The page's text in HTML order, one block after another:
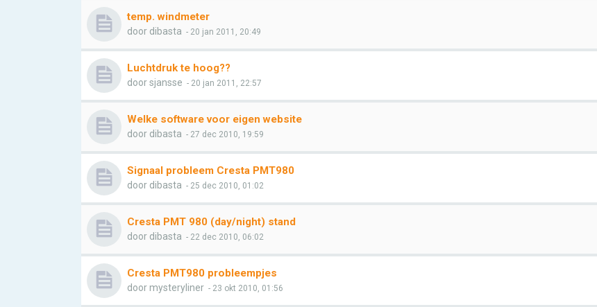
temp. windmeter
door dibasta - 20 jan 2011, 20:49
Luchtdruk te hoog??
doorsjansse - 20 jan 2011, 22:57
Welke software voor eigen website
door dibasta - 27 dec 2010, 19:59
Signaal probleem Cresta PMT980
door dibasta - 25 dec 2010, 01:02
Cresta PMT 980 (day/night) stand
door dibasta - 22 dec 2010, 06:02
Cresta PMT980 probleempjes
doormysteryliner - 23 okt 2010, 01:56